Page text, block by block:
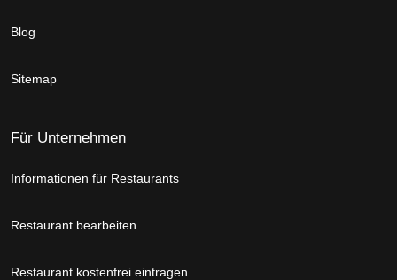
Blog
Sitemap
Für Unternehmen
Informationen für Restaurants
Restaurant bearbeiten
Restaurant kostenfrei eintragen